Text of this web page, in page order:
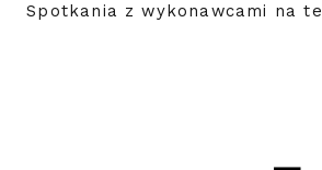
Spotkania z wykonawcami na